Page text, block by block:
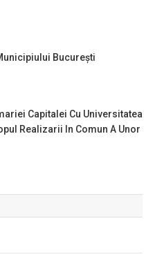
București
Capitalei Cu Universitatea
Realizarii In Comun A Unor